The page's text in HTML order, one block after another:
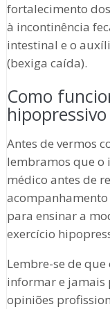
fortalecimento
à incontinência
intestinal e o
(bexiga caída).
Como
hipopressivo
Antes de vermos
lembramos que o
médico antes de
para ensinar a
exercício
Lembre-se de
informar e jamais
opiniões